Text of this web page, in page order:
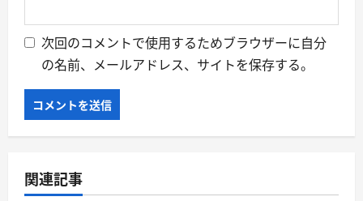
次回のコメントで使用するためブラウザーに自分
の名前、メールアドレス、サイトを保存する。
関連記事